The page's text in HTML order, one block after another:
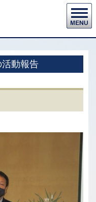
動報告